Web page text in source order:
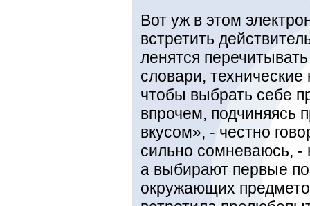
Вот уж в этом
встретить
ленятся
словари, технические
чтобы выбрать себе
впрочем, подчиняясь
вкусом», - честно
сильно сомневаюсь, -
а выбирают первые
окружающих